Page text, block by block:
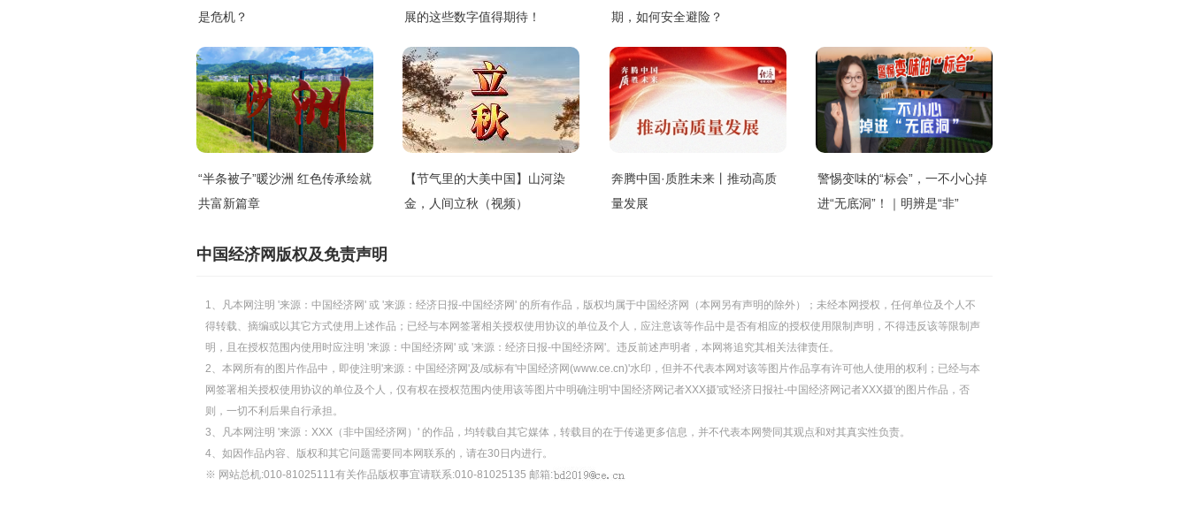
是危机？
展的这些数字值得期待！
期，如何安全避险？
“半条被子”暖沙洲 红色传承绘就
共富新篇章
【节气里的大美中国】山河染
金，人间立秋（视频）
奔腾中国·质胜未来丨推动高质
量发展
警惕变味的“标会”，一不小心掉
进“无底洞”！｜明辨是“非”
中国经济网版权及免责声明
1、凡本网注明 '来源：中国经济网' 或 '来源：经济日报-中国经济网' 的所有作品，版权均属于中国经济网（本网另有声明的除外）；未经本网授权，任何单位及个人不
得转载、摘编或以其它方式使用上述作品；已经与本网签署相关授权使用协议的单位及个人，应注意该等作品中是否有相应的授权使用限制声明，不得违反该等限制声
明，且在授权范围内使用时应注明 '来源：中国经济网' 或 '来源：经济日报-中国经济网'。违反前述声明者，本网将追究其相关法律责任。
2、本网所有的图片作品中，即使注明'来源：中国经济网'及/或标有'中国经济网(www.ce.cn)'水印，但并不代表本网对该等图片作品享有许可他人使用的权利；已经与本
网签署相关授权使用协议的单位及个人，仅有权在授权范围内使用该等图片中明确注明'中国经济网记者XXX摄'或'经济日报社-中国经济网记者XXX摄'的图片作品，否
则，一切不利后果自行承担。
3、凡本网注明 '来源：XXX（非中国经济网）' 的作品，均转载自其它媒体，转载目的在于传递更多信息，并不代表本网赞同其观点和对其真实性负责。
4、如因作品内容、版权和其它问题需要同本网联系的，请在30日内进行。
※ 网站总机:010-81025111有关作品版权事宜请联系:010-81025135 邮箱: